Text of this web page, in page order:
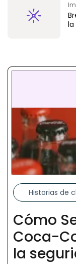
la
Historias de
Cómo
Coca-
la